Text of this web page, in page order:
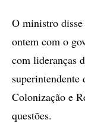
O ministro
ontem com o
com lideranças
Colonização e
questões.